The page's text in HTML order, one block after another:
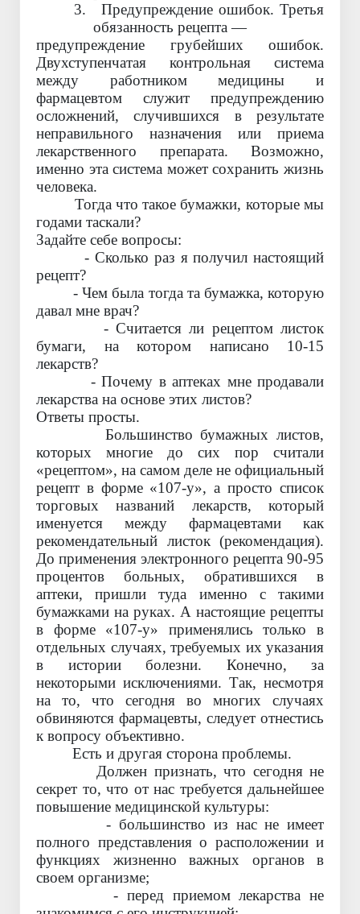
3.
Предупреждение ошибок. Третья
обязанность рецепта —
предупреждение грубейших ошибок.
Двухступенчатая контрольная система
между работником медицины и
фармацевтом служит предупреждению
осложнений, случившихся в результате
неправильного назначения или приема
лекарственного препарата. Возможно,
именно эта система может сохранить жизнь
человека.
Тогда что такое бумажки, которые мы
годами таскали?
Задайте себе вопросы:
- Сколько раз я получил настоящий
рецепт?
- Чем была тогда та бумажка, которую
давал мне врач?
- Считается ли рецептом листок
бумаги, на котором написано 10-15
лекарств?
- Почему в аптеках мне продавали
лекарства на основе этих листов?
Ответы просты.
Большинство бумажных листов,
которых многие до сих пор считали
«рецептом», на самом деле не официальный
рецепт в форме «107-у», а просто список
торговых названий лекарств, который
именуется между фармацевтами как
рекомендательный листок (рекомендация).
До применения электронного рецепта 90-95
процентов больных, обратившихся в
аптеки, пришли туда именно с такими
бумажками на руках. А настоящие рецепты
в форме «107-у» применялись только в
отдельных случаях, требуемых их указания
в истории болезни. Конечно, за
некоторыми исключениями. Так, несмотря
на то, что сегодня во многих случаях
обвиняются фармацевты, следует отнестись
к вопросу объективно.
Есть и другая сторона проблемы.
Должен признать, что сегодня не
секрет то, что от нас требуется дальнейшее
повышение медицинской культуры:
- большинство из нас не имеет
полного представления о расположении и
функциях жизненно важных органов в
своем организме;
- перед приемом лекарства не